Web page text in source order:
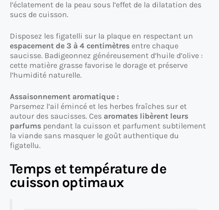
l’éclatement de la peau sous l’effet de la dilatation des
sucs de cuisson.
Disposez les figatelli sur la plaque en respectant un
espacement de 3 à 4 centimètres entre chaque
saucisse. Badigeonnez généreusement d’huile d’olive :
cette matière grasse favorise le dorage et préserve
l’humidité naturelle.
Assaisonnement aromatique :
Parsemez l’ail émincé et les herbes fraîches sur et
autour des saucisses. Ces aromates libèrent leurs
parfums pendant la cuisson et parfument subtilement
la viande sans masquer le goût authentique du
figatellu.
Temps et température de
cuisson optimaux